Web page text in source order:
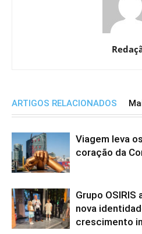
ARTIGOS RELACIONADOS
Viagem leva
coração da
Grupo OSIRIS
nova
crescimento